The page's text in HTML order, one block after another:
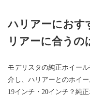
ハリアーにおす
リアーに合うの
モデリスタの純正ホイー
介し、ハリアーとのホイ
19インチ・20インチ？純